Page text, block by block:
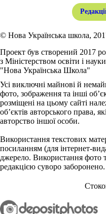
© Нова Українська школа,
Проект був створений 2017
з Міністерством освіти і
"Нова Українська Школа"
Усі виключні майнові й
фото, зображення та інші
розміщені на цьому сайті
об’єктів авторського права,
авторство іншої особи.
Використання текстових
посиланням (для інтернет-
джерело. Використання фото
редакцією суворо заборонено.